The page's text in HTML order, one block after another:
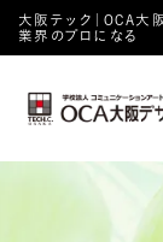
大阪テック｜OCA⼤
業界のプロになる